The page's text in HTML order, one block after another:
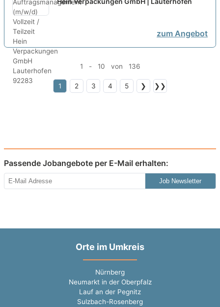
zum Angebot
1 - 10 von 136
1 2 3 4 5 ❯ ❯❯
Passende Jobangebote per E-Mail erhalten:
Job Newsletter
Orte im Umkreis
Nürnberg
Neumarkt in der Oberpfalz
Lauf an der Pegnitz
Sulzbach-Rosenberg